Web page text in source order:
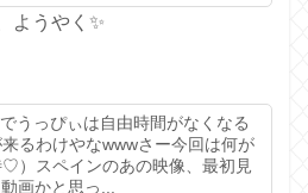
ようやく✨️
うっぴぃは自由時間がなくなる
るわけやなwwwさー今回は何が
）スペインのあの映像、最初見
画かと思っ...